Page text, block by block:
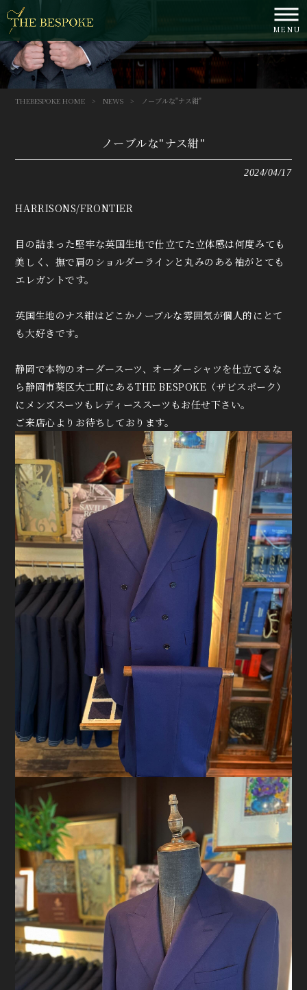
MENU
THEBESPOKE HOME > NEWS > ノーブルな"ナス紺"
ノーブルな"ナス紺"
2024/04/17
HARRISONS/FRONTIER
目の詰まった堅牢な英国生地で仕立てた立体感は何度みても
美しく、撫で肩のショルダーラインと丸みのある袖がとても
エレガントです。
英国生地のナス紺はどこかノーブルな雰囲気が個人的にとて
も大好きです。
静岡で本物のオーダースーツ、オーダーシャツを仕立てるな
ら静岡市葵区大工町にあるTHE BESPOKE（ザビスポーク）
にメンズスーツもレディーススーツもお任せ下さい。
ご来店心よりお待ちしております。